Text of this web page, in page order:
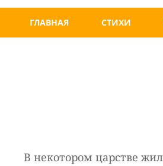
ГЛАВНАЯ СТИХИ
В некотором царстве